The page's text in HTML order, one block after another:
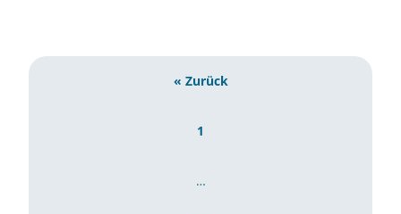
« Zurück
1
…